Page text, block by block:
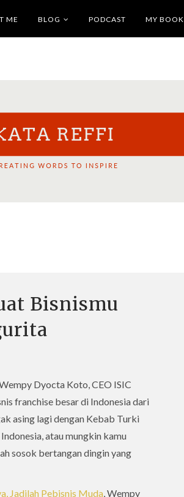
ME BLOG PODCAST MY BOOK
Bisnismu
Dyocta Koto, CEO ISIC
franchise besar di Indonesia dari
asing lagi dengan Kebab Turki
atau mungkin kamu
sosok bertangan dingin yang
Jadilah Pebisnis Muda, Wempy